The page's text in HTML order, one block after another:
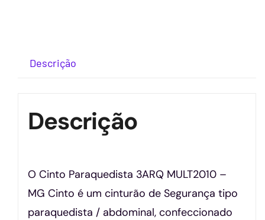
Descrição
Descrição
O Cinto Paraquedista 3ARQ MULT2010 –
MG Cinto é um cinturão de Segurança tipo
paraquedista / abdominal, confeccionado